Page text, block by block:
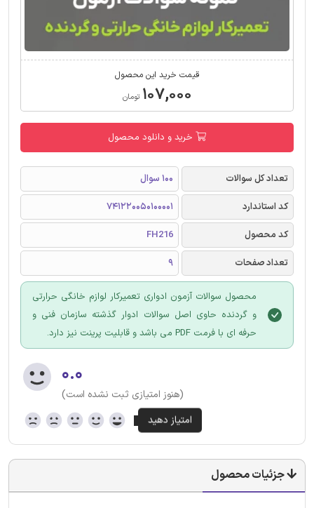
قیمت خرید این محصول
۱۰۷,۰۰۰ تومان
خرید و دانلود محصول
تعداد کل سوالات
100 سوال
کد استاندارد
741220050100001
کد محصول
FH216
تعداد صفحات
9
محصول سوالات آزمون ادواری تعمیرکار لوازم خانگی حرارتی
و گردنده حاوی اصل سوالات ادوار گذشته سازمان فنی و
حرفه ای با فرمت PDF می باشد و قابلیت پرینت نیز دارد.
۰.۰
(هنوز امتیازی ثبت نشده است)
جزئیات محصول